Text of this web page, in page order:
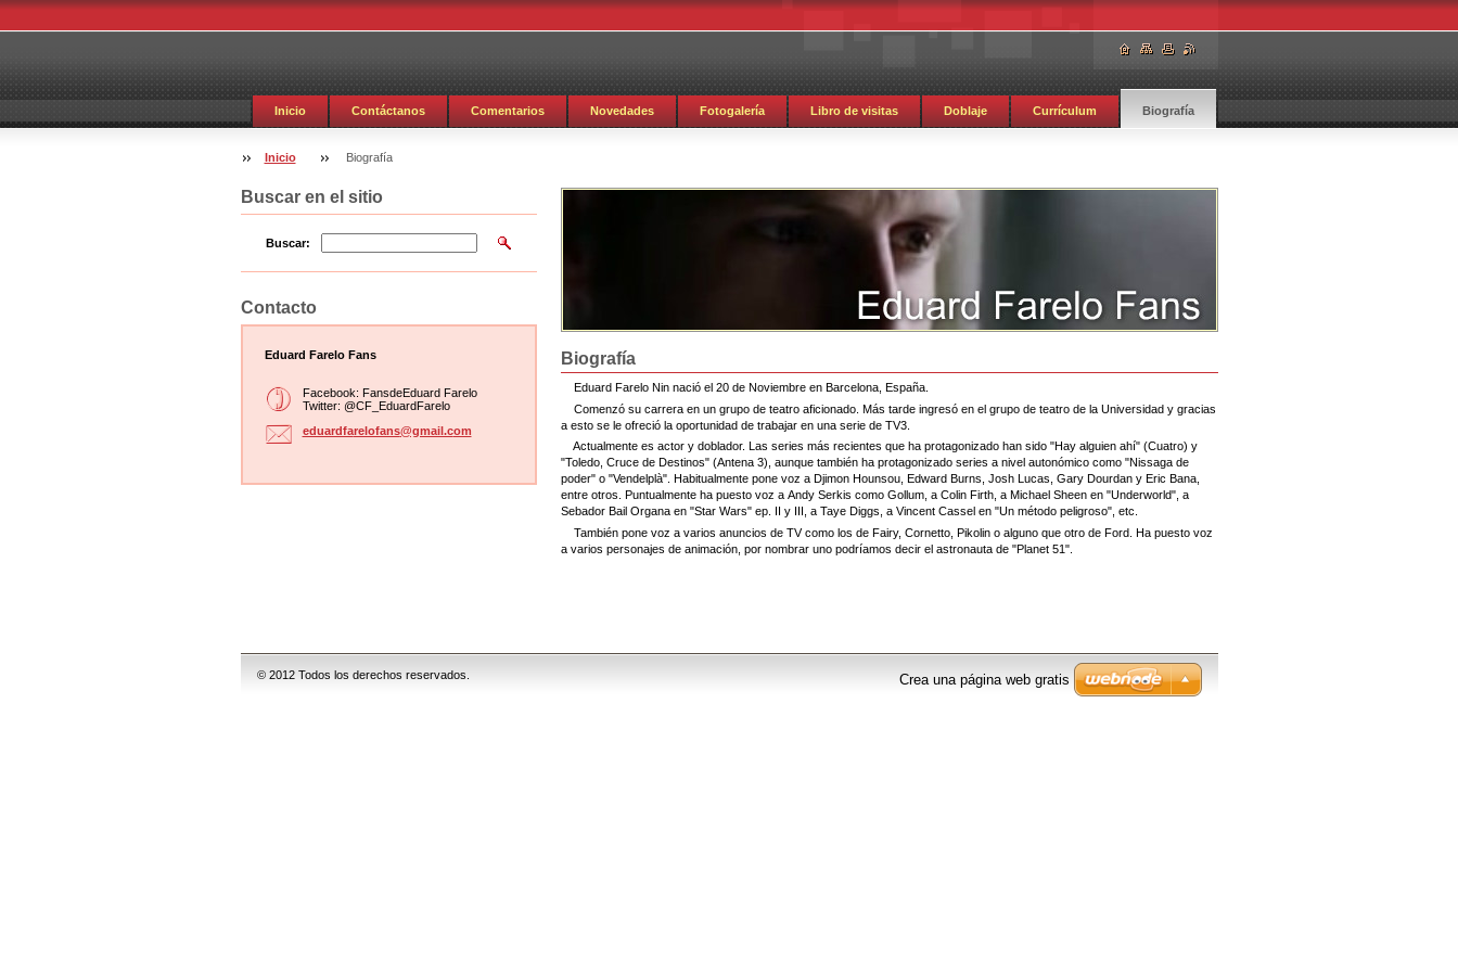
Inicio Contáctanos Comentarios Novedades Fotogalería Libro de visitas Doblaje Currículum Biografía
Inicio Biografía
Biografía
Eduard Farelo Nin nació el 20 de Noviembre en Barcelona, España.
Comenzó su carrera en un grupo de teatro aficionado. Más tarde ingresó en el grupo de teatro de la Universidad y gracias
a esto se le ofreció la oportunidad de trabajar en una serie de TV3.
Actualmente es actor y doblador. Las series más recientes que ha protagonizado han sido "Hay alguien ahí" (Cuatro) y
"Toledo, Cruce de Destinos" (Antena 3), aunque también ha protagonizado series a nivel autonómico como "Nissaga de
poder" o "Vendelplà". Habitualmente pone voz a Djimon Hounsou, Edward Burns, Josh Lucas, Gary Dourdan y Eric Bana,
entre otros. Puntualmente ha puesto voz a Andy Serkis como Gollum, a Colin Firth, a Michael Sheen en "Underworld", a
Sebador Bail Organa en "Star Wars" ep. II y III, a Taye Diggs, a Vincent Cassel en "Un método peligroso", etc.
También pone voz a varios anuncios de TV como los de Fairy, Cornetto, Pikolin o alguno que otro de Ford. Ha puesto voz
a varios personajes de animación, por nombrar uno podríamos decir el astronauta de "Planet 51".
Buscar en el sitio
Buscar:
Contacto
Eduard Farelo Fans
Facebook: FansdeEduard Farelo
Twitter: @CF_EduardFarelo
eduardfarelofans@gmail.com
© 2012 Todos los derechos reservados. Crea una página web gratis